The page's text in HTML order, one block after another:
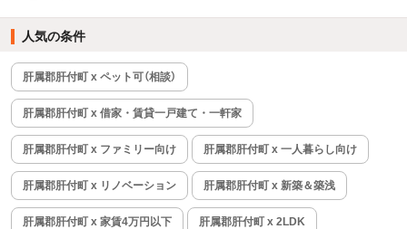
人気の条件
肝属郡肝付町 x ペット可（相談）
肝属郡肝付町 x 借家・賃貸一戸建て・一軒家
肝属郡肝付町 x ファミリー向け 肝属郡肝付町 x 一人暮らし向け
肝属郡肝付町 x リノベーション 肝属郡肝付町 x 新築＆築浅
肝属郡肝付町 x 家賃4万円以下 肝属郡肝付町 x 2LDK